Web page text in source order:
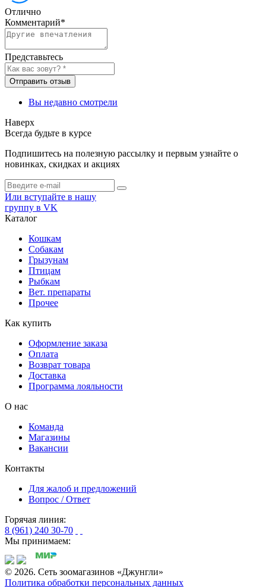
Отлично
Комментарий*
Представьтесь
Отправить отзыв
Вы недавно смотрели
Наверх
Всегда будьте в курсе
Подпишитесь на полезную рассылку и первым узнайте о
новинках, скидках и акциях
Или вступайте в нашу
группу в VK
Каталог
Кошкам
Собакам
Грызунам
Птицам
Рыбкам
Вет. препараты
Прочее
Как купить
Оформление заказа
Оплата
Возврат товара
Доставка
Программа лояльности
О нас
Команда
Магазины
Вакансии
Контакты
Для жалоб и предложений
Вопрос / Ответ
Горячая линия:
8 (961) 240 30-70
Мы принимаем:
© 2026. Сеть зоомагазинов «Джунгли»
Политика обработки персональных данных